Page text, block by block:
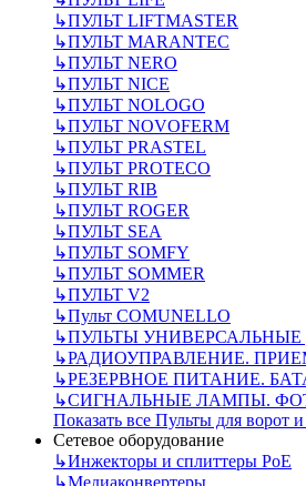
↳ПУЛЬТ LIFTMASTER
↳ПУЛЬТ MARANTEC
↳ПУЛЬТ NERO
↳ПУЛЬТ NICE
↳ПУЛЬТ NOLOGO
↳ПУЛЬТ NOVOFERM
↳ПУЛЬТ PRASTEL
↳ПУЛЬТ PROTECO
↳ПУЛЬТ RIB
↳ПУЛЬТ ROGER
↳ПУЛЬТ SEA
↳ПУЛЬТ SOMFY
↳ПУЛЬТ SOMMER
↳ПУЛЬТ V2
↳Пульт СOMUNELLO
↳ПУЛЬТЫ УНИВЕРСАЛЬНЫЕ
↳РАДИОУПРАВЛЕНИЕ.
↳РЕЗЕРВНОЕ ПИТАНИЕ.
↳СИГНАЛЬНЫЕ ЛАМПЫ.
Показать все Пульты для ворот
Сетевое оборудование
↳Инжекторы и сплиттеры РоЕ
↳Медиаконвертеры